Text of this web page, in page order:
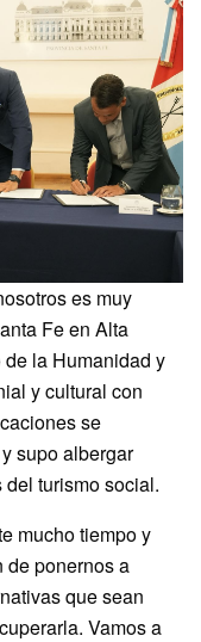
es muy
Fe en Alta
la Humanidad y
y cultural con
se
supo albergar
turismo social.
mucho tiempo y
de ponernos a
que sean
Vamos a